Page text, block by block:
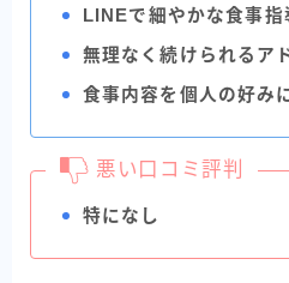
LINEで細やかな食事指
無理なく続けられるア
食事内容を個人の好み
悪い口コミ評判
特になし